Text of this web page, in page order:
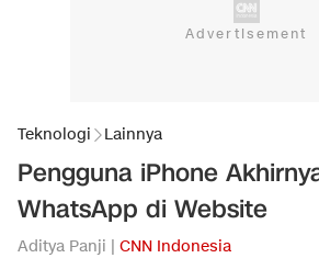
Teknologi Lainnya
Pengguna iPhone
WhatsApp di Website
Aditya Panji | CNN Indonesia